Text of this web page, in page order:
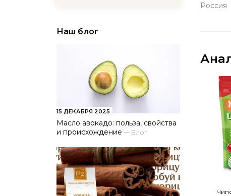
Наш блог
15 ДЕКАБРЯ 2025
Масло авокадо: польза, свойства
и происхождение — Блог
Россия